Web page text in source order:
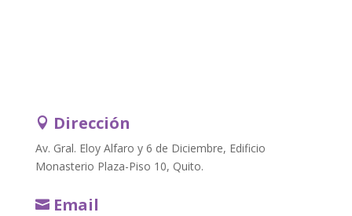
 Dirección
Av. Gral. Eloy Alfaro y 6 de Diciembre, Edificio
Monasterio Plaza-Piso 10, Quito.
 Email